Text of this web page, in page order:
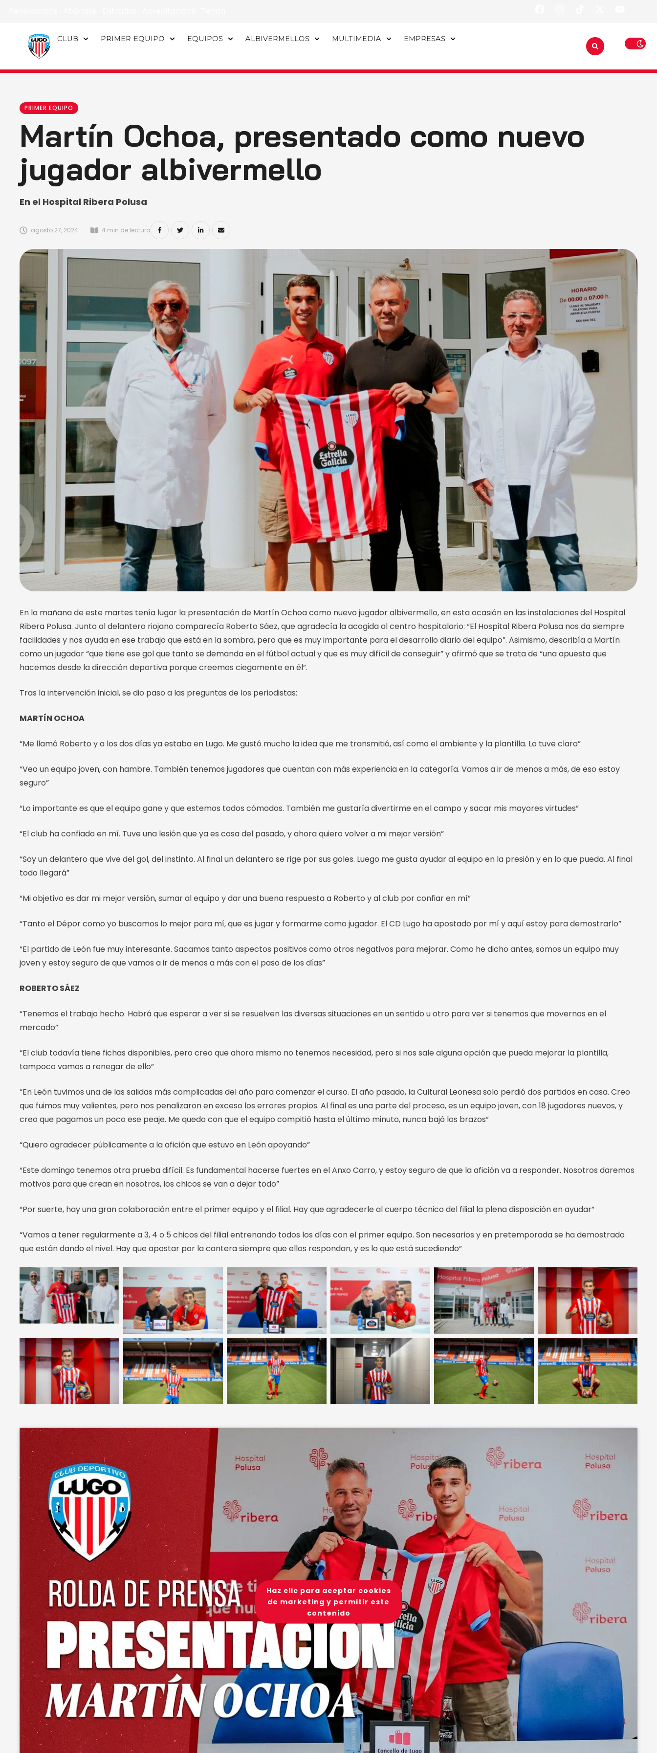
CLUB PRIMER EQUIPO EQUIPOS ALBIVERMELLOS MULTIMEDIA EMPRESAS
PRIMER EQUIPO
Martín Ochoa, presentado como nuevo
jugador albivermello
En el Hospital Ribera Polusa
agosto 27, 2024 4 min de lectura
En la mañana de este martes tenía lugar la presentación de Martín Ochoa como nuevo jugador albivermello, en esta ocasión en las instalaciones del Hospital
Ribera Polusa. Junto al delantero riojano comparecía Roberto Sáez, que agradecía la acogida al centro hospitalario: “El Hospital Ribera Polusa nos da siempre
facilidades y nos ayuda en ese trabajo que está en la sombra, pero que es muy importante para el desarrollo diario del equipo”. Asimismo, describía a Martín
como un jugador “que tiene ese gol que tanto se demanda en el fútbol actual y que es muy difícil de conseguir” y afirmó que se trata de “una apuesta que
hacemos desde la dirección deportiva porque creemos ciegamente en él”.
Tras la intervención inicial, se dio paso a las preguntas de los periodistas:
MARTÍN OCHOA
“Me llamó Roberto y a los dos días ya estaba en Lugo. Me gustó mucho la idea que me transmitió, así como el ambiente y la plantilla. Lo tuve claro”
“Veo un equipo joven, con hambre. También tenemos jugadores que cuentan con más experiencia en la categoría. Vamos a ir de menos a más, de eso estoy
seguro”
“Lo importante es que el equipo gane y que estemos todos cómodos. También me gustaría divertirme en el campo y sacar mis mayores virtudes”
“El club ha confiado en mí. Tuve una lesión que ya es cosa del pasado, y ahora quiero volver a mi mejor versión”
“Soy un delantero que vive del gol, del instinto. Al final un delantero se rige por sus goles. Luego me gusta ayudar al equipo en la presión y en lo que pueda. Al final
todo llegará”
“Mi objetivo es dar mi mejor versión, sumar al equipo y dar una buena respuesta a Roberto y al club por confiar en mí”
“Tanto el Dépor como yo buscamos lo mejor para mí, que es jugar y formarme como jugador. El CD Lugo ha apostado por mí y aquí estoy para demostrarlo”
“El partido de León fue muy interesante. Sacamos tanto aspectos positivos como otros negativos para mejorar. Como he dicho antes, somos un equipo muy
joven y estoy seguro de que vamos a ir de menos a más con el paso de los días”
ROBERTO SÁEZ
“Tenemos el trabajo hecho. Habrá que esperar a ver si se resuelven las diversas situaciones en un sentido u otro para ver si tenemos que movernos en el
mercado”
“El club todavía tiene fichas disponibles, pero creo que ahora mismo no tenemos necesidad, pero si nos sale alguna opción que pueda mejorar la plantilla,
tampoco vamos a renegar de ello”
“En León tuvimos una de las salidas más complicadas del año para comenzar el curso. El año pasado, la Cultural Leonesa solo perdió dos partidos en casa. Creo
que fuimos muy valientes, pero nos penalizaron en exceso los errores propios. Al final es una parte del proceso, es un equipo joven, con 18 jugadores nuevos, y
creo que pagamos un poco ese peaje. Me quedo con que el equipo compitió hasta el último minuto, nunca bajó los brazos”
“Quiero agradecer públicamente a la afición que estuvo en León apoyando”
“Este domingo tenemos otra prueba difícil. Es fundamental hacerse fuertes en el Anxo Carro, y estoy seguro de que la afición va a responder. Nosotros daremos
motivos para que crean en nosotros, los chicos se van a dejar todo”
“Por suerte, hay una gran colaboración entre el primer equipo y el filial. Hay que agradecerle al cuerpo técnico del filial la plena disposición en ayudar”
“Vamos a tener regularmente a 3, 4 o 5 chicos del filial entrenando todos los días con el primer equipo. Son necesarios y en pretemporada se ha demostrado
que están dando el nivel. Hay que apostar por la cantera siempre que ellos respondan, y es lo que está sucediendo”
Haz clic para aceptar cookies
de marketing y permitir este
contenido